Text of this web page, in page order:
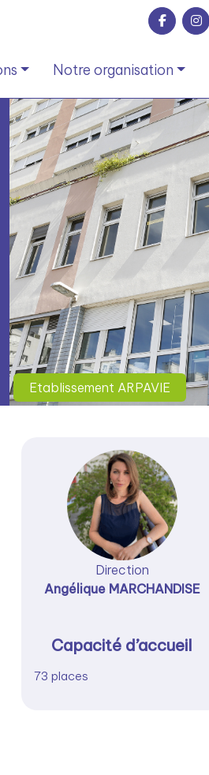
Notre organisation
Etablissement ARPAVIE
Direction
Angélique MARCHANDISE
Capacité d’accueil
73 places